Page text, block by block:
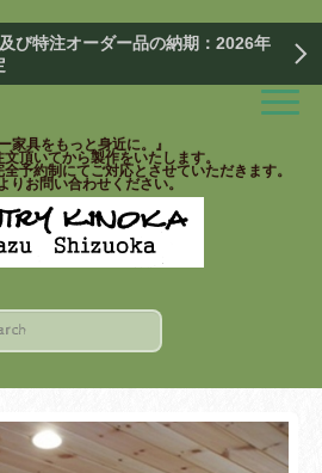
び特注オーダー品の納期：2026年
家具をもっと身近に。』
頂いてから製作をいたします。
予約制にてご対応とさせていただきます。
りお問い合わせください。